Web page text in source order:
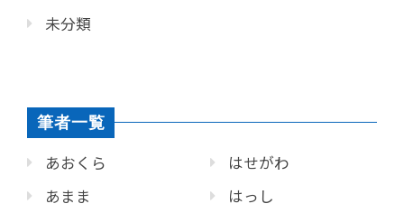
未分類
筆者一覧
あおくら
あまま
はせがわ
はっし